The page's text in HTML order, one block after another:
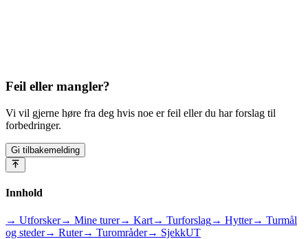
Feil eller mangler?
Vi vil gjerne høre fra deg hvis noe er feil eller du har forslag til
forbedringer.
Gi tilbakemelding
Innhold
→ Utforsker→ Mine turer→ Kart→ Turforslag→ Hytter→ Turmål
og steder→ Ruter→ Turområder→ SjekkUT